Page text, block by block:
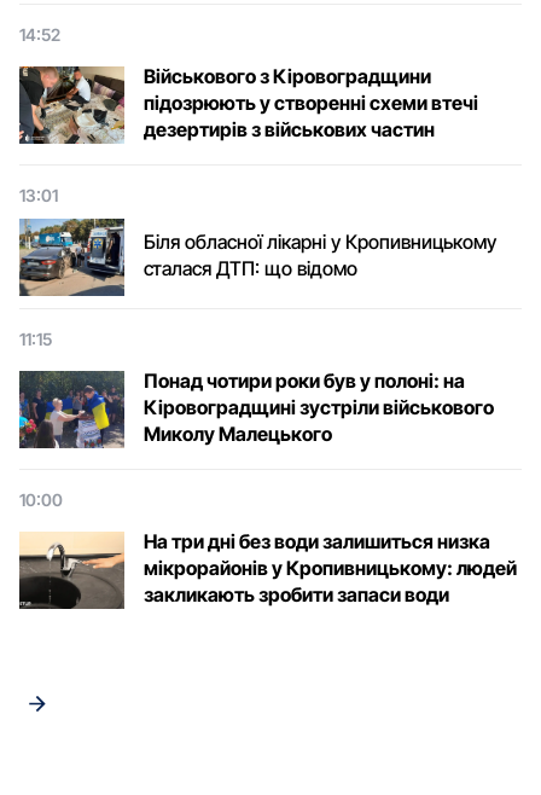
14:52
Військового з Кіровоградщини
підозрюють у створенні схеми втечі
дезертирів з військових частин
13:01
Біля обласної лікарні у Кропивницькому
сталася ДТП: що відомо
11:15
Понад чотири роки був у полоні: на
Кіровоградщині зустріли військового
Микoлу Малецькoгo
10:00
На три дні без води залишиться низка
мікрорайонів у Кропивницькому: людей
закликають зробити запаси води